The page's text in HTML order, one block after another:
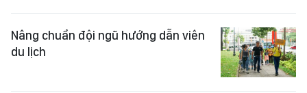
Nâng chuẩn đội ngũ hướng dẫn viên
du lịch